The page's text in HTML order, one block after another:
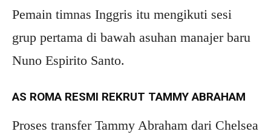
Pemain timnas Inggris itu mengikuti sesi
grup pertama di bawah asuhan manajer baru
Nuno Espirito Santo.
AS ROMA RESMI REKRUT TAMMY ABRAHAM
Proses transfer Tammy Abraham dari Chelsea